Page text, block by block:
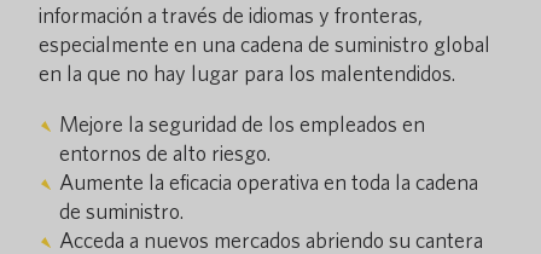
información a través de idiomas y fronteras,
especialmente en una cadena de suministro global
en la que no hay lugar para los malentendidos.
Mejore la seguridad de los empleados en
entornos de alto riesgo.
Aumente la eficacia operativa en toda la cadena
de suministro.
Acceda a nuevos mercados abriendo su cantera